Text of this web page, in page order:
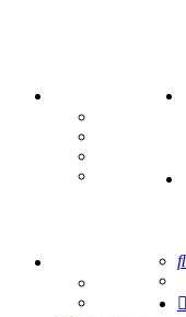
Mastodon
Tipprunde
Comunio